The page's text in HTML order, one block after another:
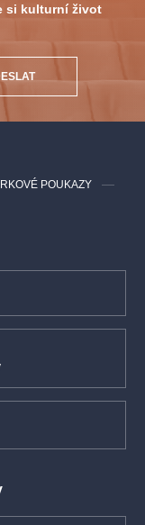
si kulturní život
POUKAZY